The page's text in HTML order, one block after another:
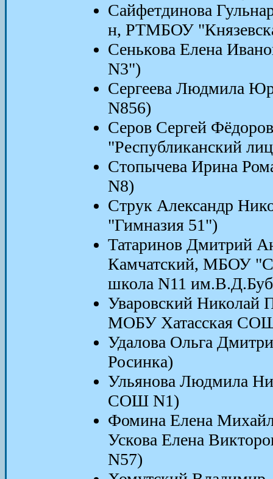
Сайфетдинова
н, РТМБОУ
Сенькова Елена
N3")
Сергеева Людмила
N856)
Серов Сергей
"Республиканский
Стопычева Ирина
N8)
Струк Александр
"Гимназия 51")
Татаринов Дмитрий
Камчатский, МБОУ
школа N11
Уваровский Николай
МОБУ Хатасская
Удалова Ольга
Росинка)
Ульянова Людмила
СОШ N1)
Фомина Елена
Ускова Елена
N57)